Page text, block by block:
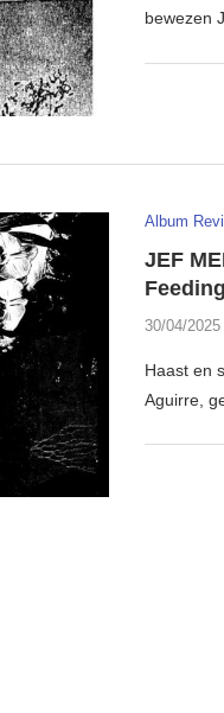
bewezen
Album
JEF
30/04/2025
Haast en
Aguirre,